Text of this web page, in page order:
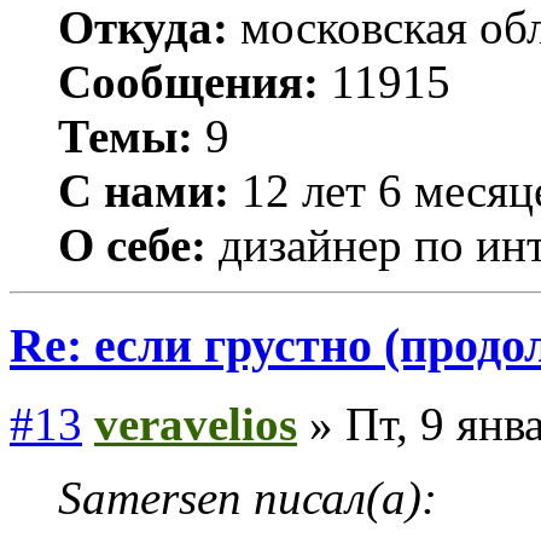
Откуда: московская
Сообщения: 11915
Темы: 9
С нами: 12 лет 6
О себе: дизайнер по
Re: если грустно
#13 veravelios » Пт, 9
Samersen писал(а):